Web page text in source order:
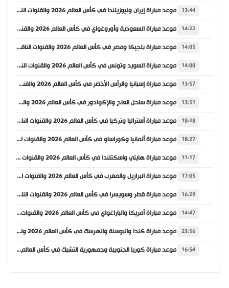
13:44 موعد مباراة إيران ونيوزيلندا في كأس العالم 2026 والقنوات الناقلة
14:22 موعد مباراة السعودية وأوروغواي في كأس العالم 2026 والقنوات الناقلة
14:05 موعد مباراة بلجيكا ومصر في كأس العالم 2026 والقنوات الناقلة
14:00 موعد مباراة السويد وتونس في كأس العالم 2026 والقنوات الناقلة
13:57 موعد مباراة إسبانيا والرأس الأخضر في كأس العالم 2026 والقنوات الناقلة
13:51 موعد مباراة ساحل العاج والإكوادور في كأس العالم 2026 والقنوات الناقلة
18:28 موعد مباراة أستراليا وتركيا في كأس العالم 2026 والقنوات الناقلة
18:27 موعد مباراة ألمانيا وكوراساو في كأس العالم 2026 والقنوات الناقلة
11:17 موعد مباراة هايتي واسكتلندا في كأس العالم 2026 والقنوات الناقلة
17:05 موعد مباراة البرازيل والمغرب في كأس العالم 2026 والقنوات الناقلة
16:29 موعد مباراة قطر وسويسرا في كأس العالم 2026 والقنوات الناقلة
14:47 موعد مباراة أمريكا والباراغواي في كأس العالم 2026 والقنوات الناقلة
23:56 موعد مباراة كندا والبوسنة والهرسك في كأس العالم 2026 والقنوات الناقلة
16:54 موعد مباراة كوريا الجنوبية وجمهورية التشيك في كأس العالم 2026 والقنوات الناقلة